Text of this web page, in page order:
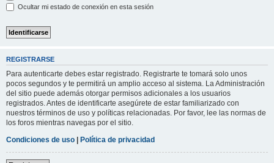
Ocultar mi estado de conexión en esta sesión
REGISTRARSE
Para autenticarte debes estar registrado. Registrarte te tomará solo unos
pocos segundos y te permitirá un amplio acceso al sistema. La Administración
del sitio puede además otorgar permisos adicionales a los usuarios
registrados. Antes de identificarte asegúrete de estar familiarizado con
nuestros términos de uso y políticas relacionadas. Por favor, lee las normas de
los foros mientras navegas por el sitio.
Condiciones de uso | Política de privacidad